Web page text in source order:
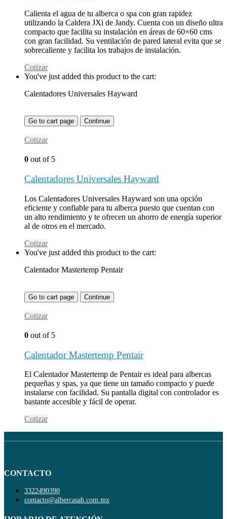
Calienta el agua de tu alberca o spa con gran rapidez
utilizando la Caldera JXi de Jandy. Cuenta con un diseño ultra
compacto que facilita su instalación en áreas de 60×60 cms
con gran facilidad. Su ventilación de pared lateral evita que se
sobrecaliente y facilita los trabajos de instalación.
Cotizar
You've just added this product to the cart:
Calentadores Universales Hayward
Go to cart page Continue
Cotizar
0 out of 5
Calentadores Universales Hayward
Los Calentadores Universales Hayward son una opción
eficiente y confiable para tu alberca puesto que cuentan con
un alto rendimiento y te ofrecen un ahorro de energía superior
al de otros en el mercado.
Cotizar
You've just added this product to the cart:
Calentador Mastertemp Pentair
Go to cart page Continue
Cotizar
0 out of 5
Calentador Mastertemp Pentair
El Calentador Mastertemp de Pentair es ideal para albercas
pequeñas y spas, ya que tiene un tamaño compacto y puede
instalarse con facilidad. Su pantalla digital con controlador es
bastante accesible y fácil de operar.
Cotizar
CONTACTO
3322490390
contacto@albercasah.com.mx